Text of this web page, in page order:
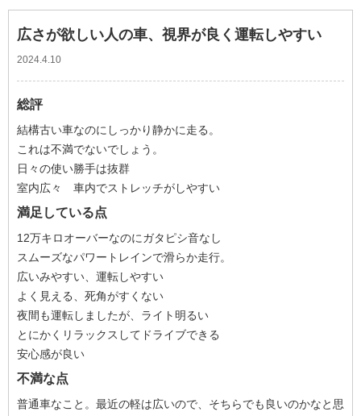
広さが欲しい人の車、視界が良く運転しやすい
2024.4.10
総評
結構古い車なのにしっかり静かに走る。
これは不満でないでしょう。
日々の使い勝手は抜群
室内広々 車内でストレッチがしやすい
満足している点
12万キロオーバーなのにガタピシ音なし
スムーズなパワートレインで滑らか走行。
広いみやすい、運転しやすい
よく見える、死角がすくない
夜間も運転しましたが、ライト明るい
とにかくリラックスしてドライブできる
安心感が良い
不満な点
普通車なこと。最近の軽は広いので、そちらでも良いのかなと思